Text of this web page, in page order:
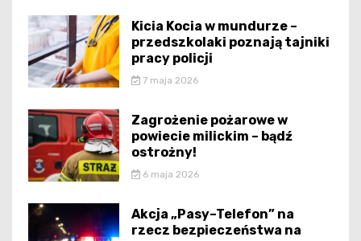
Kicia Kocia w mundurze –
przedszkolaki poznają tajniki
pracy policji
7 maja 2026
Zagrożenie pożarowe w
powiecie milickim – bądź
ostrożny!
6 maja 2026
Akcja „Pasy–Telefon” na
rzecz bezpieczeństwa na